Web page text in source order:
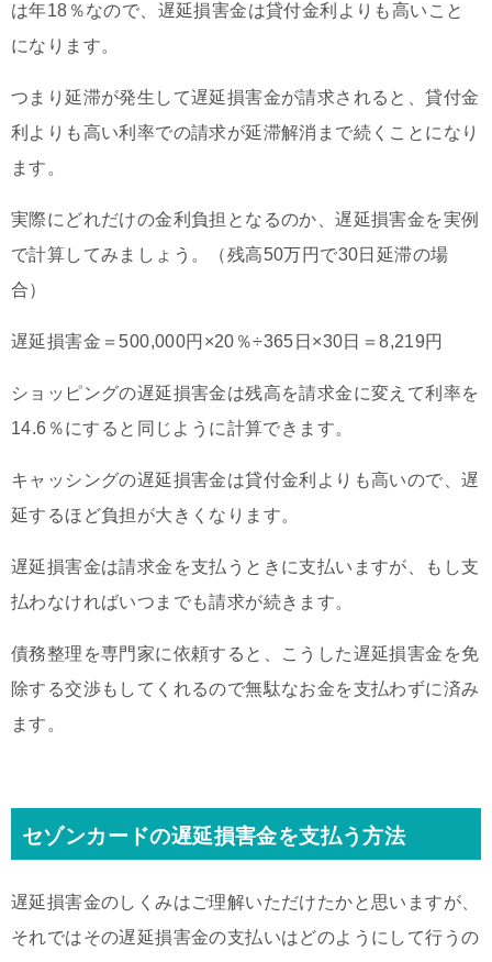
は年18％なので、遅延損害金は貸付金利よりも高いこと
になります。
つまり延滞が発生して遅延損害金が請求されると、貸付金
利よりも高い利率での請求が延滞解消まで続くことになり
ます。
実際にどれだけの金利負担となるのか、遅延損害金を実例
で計算してみましょう。（残高50万円で30日延滞の場
合）
遅延損害金＝500,000円×20％÷365日×30日＝8,219円
ショッピングの遅延損害金は残高を請求金に変えて利率を
14.6％にすると同じように計算できます。
キャッシングの遅延損害金は貸付金利よりも高いので、遅
延するほど負担が大きくなります。
遅延損害金は請求金を支払うときに支払いますが、もし支
払わなければいつまでも請求が続きます。
債務整理を専門家に依頼すると、こうした遅延損害金を免
除する交渉もしてくれるので無駄なお金を支払わずに済み
ます。
セゾンカードの遅延損害金を支払う方法
遅延損害金のしくみはご理解いただけたかと思いますが、
それではその遅延損害金の支払いはどのようにして行うの